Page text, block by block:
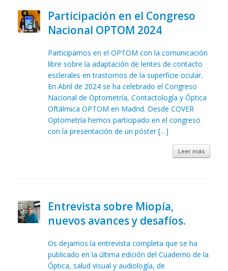
Participación en el Congreso
Nacional OPTOM 2024
Participamos en el OPTOM con la comunicación
libre sobre la adaptación de lentes de contacto
esclerales en trastornos de la superficie ocular.
En Abril de 2024 se ha celebrado el Congreso
Nacional de Optometría, Contactología y Óptica
Oftálmica OPTOM en Madrid. Desde COVER
Optometría hemos participado en el congreso
con la presentación de un póster […]
Leer más
Entrevista sobre Miopía,
nuevos avances y desafíos.
Os dejamos la entrevista completa que se ha
publicado en la última edición del Cuaderno de la
Óptica, salud visual y audiología, de